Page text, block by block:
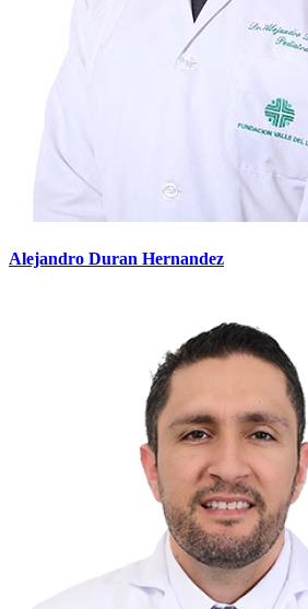
Alejandro Duran Hernandez